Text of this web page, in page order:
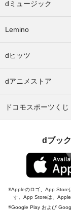
dミュージック
Lemino
dヒッツ
dアニメストア
ドコモスポーツくじ
dブッ
Appleのロゴ、App Store
す。App Storeは、Apple
Google Play および